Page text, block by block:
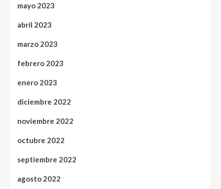
mayo 2023
abril 2023
marzo 2023
febrero 2023
enero 2023
diciembre 2022
noviembre 2022
octubre 2022
septiembre 2022
agosto 2022